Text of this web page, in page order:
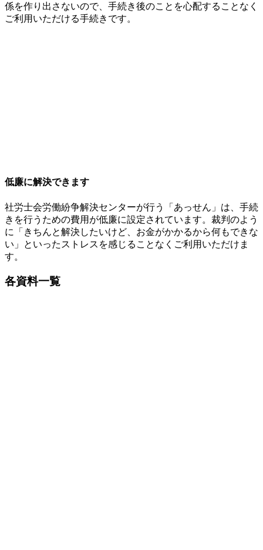
係を作り出さないので、手続き後のことを心配することなく
ご利用いただける手続きです。
低廉に解決できます
社労士会労働紛争解決センターが行う「あっせん」は、手続
きを行うための費用が低廉に設定されています。裁判のよう
に「きちんと解決したいけど、お金がかかるから何もできな
い」といったストレスを感じることなくご利用いただけま
す。
各資料一覧